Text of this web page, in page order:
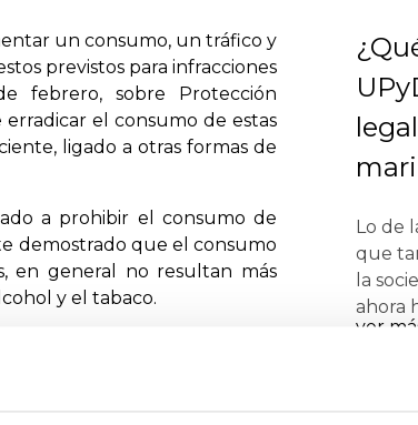
un consumo, un tráfico y
previstos para infracciones
febrero, sobre Protección
el consumo de estas
ligado a otras formas de
a prohibir el consumo de
demostrado que el consumo
en general no resultan más
y el tabaco.
cannabis bajo su
paternalista, autoritario e
restrictivas conocidas como
Lo de
que
la
ahora
larga
estoy
ver